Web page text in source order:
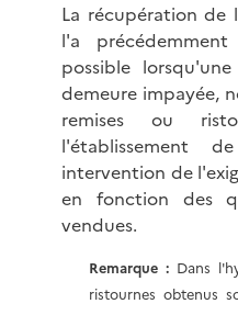
La récupération de
l'a
possible
demeure impayée,
remises ou
l'établissement
intervention de
en fonction des
vendues.
Remarque :Dans
ristournes obtenus